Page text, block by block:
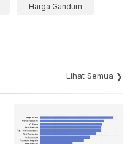
Harga Gandum
Lihat Semua